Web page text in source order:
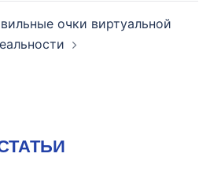
очки виртуальной